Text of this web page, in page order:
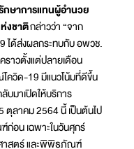
กษาการแทนผู้อำนวย
งชาติกล่าวว่า “จาก
ได้ส่งผลกระทบกับ อพวช.
าวตั้งแต่ปลายเดือน
ควิด-19 มีแนวโน้มที่ดีขึ้น
มาเปิดให้บริการ
ลาคม 2564 นี้ เป็นต้นไป
ก่อน เฉพาะในวันศุกร์
าสตร์ และพิพิธภัณฑ์